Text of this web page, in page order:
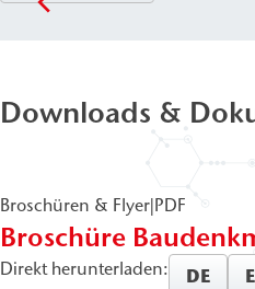
Downloads &
Broschüren & Flyer|PDF
Broschüre
Direkt herunterladen: DE